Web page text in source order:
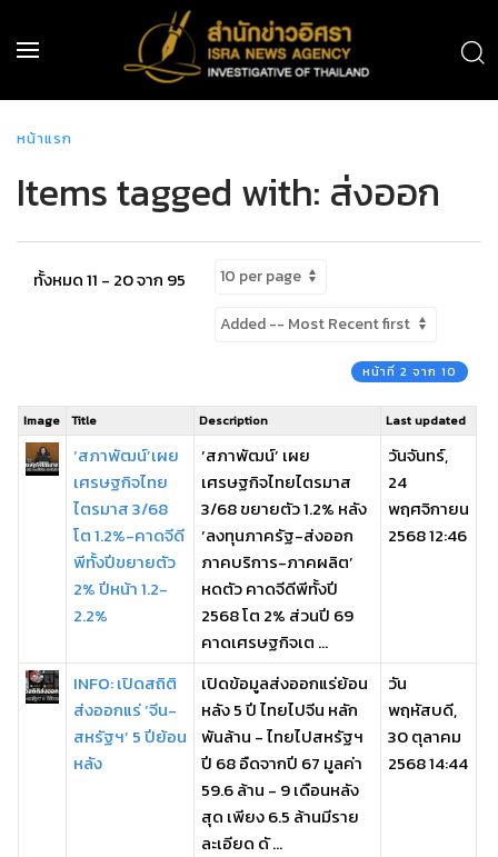
หน้าแรก
Items tagged with: ส่งออก
ทั้งหมด 11 - 20 จาก 95
หน้าที่ 2 จาก 10
Image Title Description Last updated
‘สภาพัฒน์’เผย
เศรษฐกิจไทย
ไตรมาส 3/68
โต 1.2%-คาดจีดี
พีทั้งปีขยายตัว
2% ปีหน้า 1.2-
2.2%
‘สภาพัฒน์’ เผย
เศรษฐกิจไทยไตรมาส
3/68 ขยายตัว 1.2% หลัง
‘ลงทุนภาครัฐ-ส่งออก
ภาคบริการ-ภาคผลิต’
หดตัว คาดจีดีพีทั้งปี
2568 โต 2% ส่วนปี 69
คาดเศรษฐกิจเต ...
วันจันทร์,
24
พฤศจิกายน
2568 12:46
INFO: เปิดสถิติ
ส่งออกแร่ ‘จีน-
สหรัฐฯ’ 5 ปีย้อน
หลัง
เปิดข้อมูลส่งออกแร่ย้อน
หลัง 5 ปี ไทยไปจีน หลัก
พันล้าน - ไทยไปสหรัฐฯ
ปี 68 อืดจากปี 67 มูลค่า
59.6 ล้าน - 9 เดือนหลัง
สุด เพียง 6.5 ล้านมีราย
ละเอียด ดั ...
วัน
พฤหัสบดี,
30 ตุลาคม
2568 14:44